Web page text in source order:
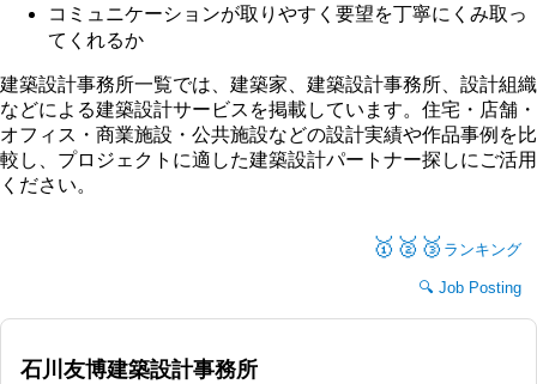
コミュニケーションが取りやすく要望を丁寧にくみ取っ
てくれるか
建築設計事務所一覧では、建築家、建築設計事務所、設計組織
などによる建築設計サービスを掲載しています。住宅・店舗・
オフィス・商業施設・公共施設などの設計実績や作品事例を比
較し、プロジェクトに適した建築設計パートナー探しにご活用
ください。
🥇🥈🥉 ランキング
Job Posting
石川友博建築設計事務所